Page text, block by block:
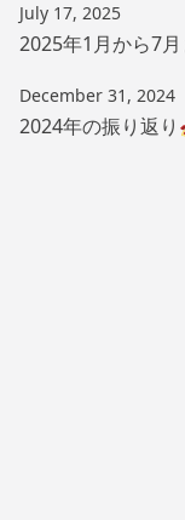
July 17, 2025
2025年1月から7
December 31, 2024
2024年の振り返